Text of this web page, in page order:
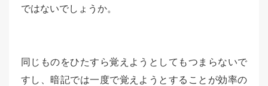
ではないでしょうか。
同じものをひたすら覚えようとしてもつまらないで
すし、暗記では一度で覚えようとすることが効率の